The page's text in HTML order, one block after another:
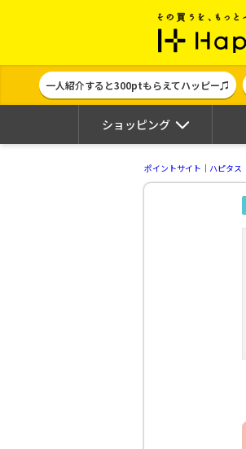
一人紹介すると300ptもらえてハッピー♫
ショッピング
ポイントサイト｜ハピタス